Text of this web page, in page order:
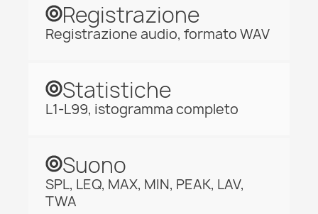
Registrazione
Registrazione audio, formato WAV
Statistiche
L1-L99, istogramma completo
Suono
SPL, LEQ, MAX, MIN, PEAK, LAV,
TWA